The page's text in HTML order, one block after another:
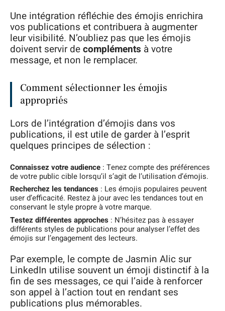
Une intégration réfléchie des émojis enrichira
vos publications et contribuera à augmenter
leur visibilité. N’oubliez pas que les émojis
doivent servir decompléments à votre
message, et non le remplacer.
Comment sélectionner les émojis
appropriés
Lors de l’intégration d’émojis dans vos
publications, il est utile de garder à l’esprit
quelques principes de sélection :
Connaissez votre audience : Tenez compte des préférences
de votre public cible lorsqu’il s’agit de l’utilisation d’émojis.
Recherchez les tendances : Les émojis populaires peuvent
user d’efficacité. Restez à jour avec les tendances tout en
conservant le style propre à votre marque.
Testez différentes approches : N’hésitez pas à essayer
différents styles de publications pour analyser l’effet des
émojis sur l’engagement des lecteurs.
Par exemple, le compte de Jasmin Alic sur
LinkedIn utilise souvent un émoji distinctif à la
fin de ses messages, ce qui l’aide à renforcer
son appel à l’action tout en rendant ses
publications plus mémorables.